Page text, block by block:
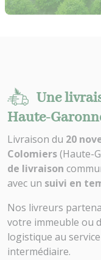
Une
Haute-
Livraison du 20
Colomiers(Haute-
de livraison
avec un suivi en
Nos livreurs
votre immeuble ou
logistique au
intermédiaire.